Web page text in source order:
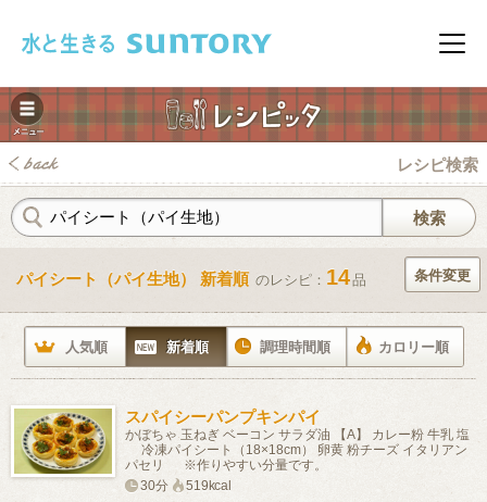
メニ
レシピ検索
パイシート（パイ生地） 新着順 のレシピ： 14品 条件変更
人気順 新着順 調理時間順 カロリー順
スパイシーパンプキンパイ
かぼちゃ 玉ねぎ ベーコン サラダ油 【A】 カレー粉 牛乳 塩
冷凍パイシート（18×18cm） 卵黄 粉チーズ イタリアン
パセリ ※作りやすい分量です。
30分
519kcal